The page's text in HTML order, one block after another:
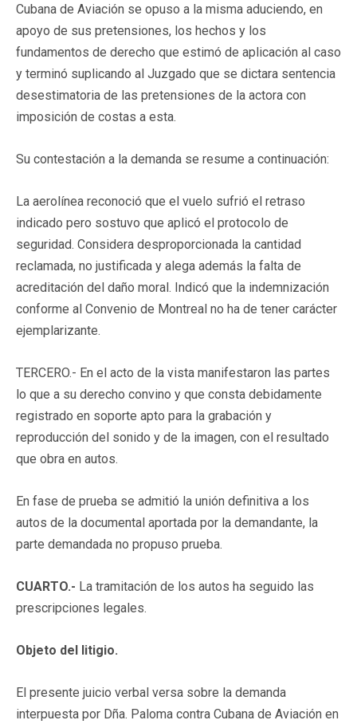
Cubana de Aviación se opuso a la misma aduciendo, en
apoyo de sus pretensiones, los hechos y los
fundamentos de derecho que estimó de aplicación al caso
y terminó suplicando al Juzgado que se dictara sentencia
desestimatoria de las pretensiones de la actora con
imposición de costas a esta.
Su contestación a la demanda se resume a continuación:
La aerolínea reconoció que el vuelo sufrió el retraso
indicado pero sostuvo que aplicó el protocolo de
seguridad. Considera desproporcionada la cantidad
reclamada, no justificada y alega además la falta de
acreditación del daño moral. Indicó que la indemnización
conforme al Convenio de Montreal no ha de tener carácter
ejemplarizante.
TERCERO.- En el acto de la vista manifestaron las partes
lo que a su derecho convino y que consta debidamente
registrado en soporte apto para la grabación y
reproducción del sonido y de la imagen, con el resultado
que obra en autos.
En fase de prueba se admitió la unión definitiva a los
autos de la documental aportada por la demandante, la
parte demandada no propuso prueba.
CUARTO.- La tramitación de los autos ha seguido las
prescripciones legales.
Objeto del litigio.
El presente juicio verbal versa sobre la demanda
interpuesta por Dña. Paloma contra Cubana de Aviación en